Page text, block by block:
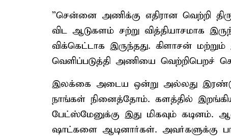
”சென்னை அணிக்கு எதிரான வெற்றி
விட ஆடுகளம் சற்று வித்தியாசமாக
விக்கெட்டாக இருந்தது. கிளாசன்
வெளிப்படுத்தி அணியை வெற்றிபெறச்
இலக்கை அடைய ஒன்று அல்லது
நாங்கள் நினைத்தோம். களத்தில்
பேட்ஸ்மேனுக்கு இது மிகவும் கடினம்.
ஷாட்களை ஆடினார்கள். அவர்களுக்கு